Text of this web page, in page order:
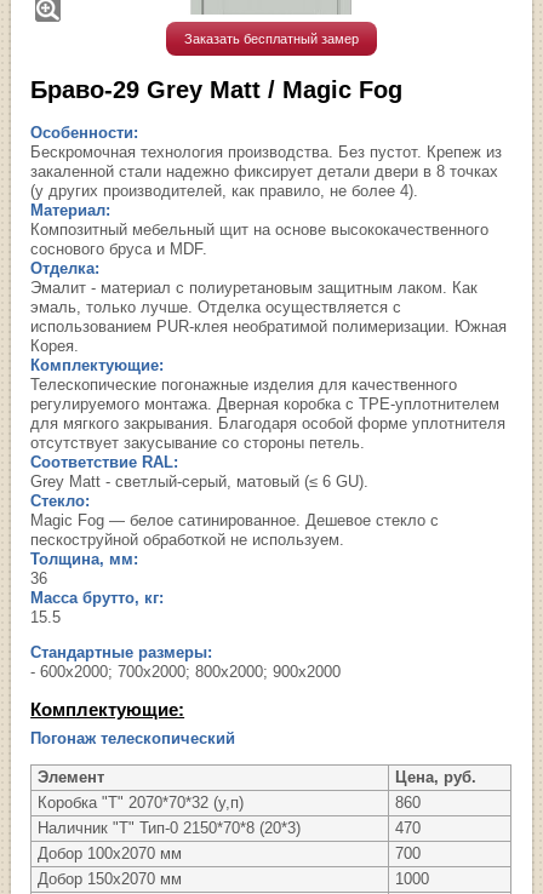
Заказать бесплатный замер
Браво-29 Grey Matt / Magic Fog
Особенности:
Бескромочная технология производства. Без пустот. Крепеж из
закаленной стали надежно фиксирует детали двери в 8 точках
(у других производителей, как правило, не более 4).
Материал:
Композитный мебельный щит на основе высококачественного
соснового бруса и MDF.
Отделка:
Эмалит - материал с полиуретановым защитным лаком. Как
эмаль, только лучше. Отделка осуществляется с
использованием PUR-клея необратимой полимеризации. Южная
Корея.
Комплектующие:
Телескопические погонажные изделия для качественного
регулируемого монтажа. Дверная коробка с TPE-уплотнителем
для мягкого закрывания. Благодаря особой форме уплотнителя
отсутствует закусывание со стороны петель.
Соответствие RAL:
Grey Matt - светлый-серый, матовый (≤ 6 GU).
Стекло:
Magic Fog — белое сатинированное. Дешевое стекло с
пескоструйной обработкой не используем.
Толщина, мм:
36
Масса брутто, кг:
15.5
Стандартные размеры:
- 600х2000; 700х2000; 800х2000; 900х2000
Комплектующие:
Погонаж телескопический
Элемент
Цена, руб.
Коробка "Т" 2070*70*32 (у,п)
860
Наличник "Т" Тип-0 2150*70*8 (20*3)
470
Добор 100х2070 мм
700
Добор 150х2070 мм
1000